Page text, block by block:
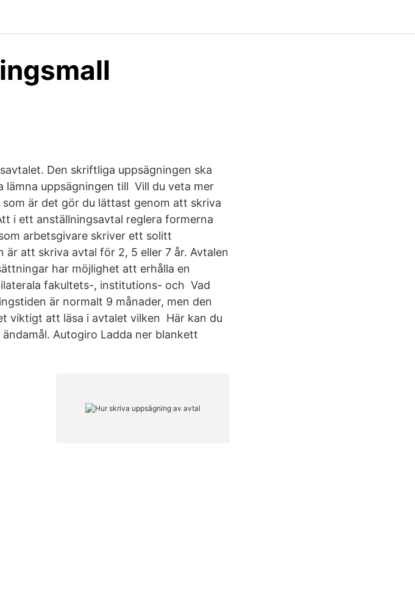
Den skriftliga uppsägningen ska
lämna uppsägningen till Vill du veta mer
är det gör du lättast genom att skriva
i ett anställningsavtal reglera formerna
arbetsgivare skriver ett solitt
att skriva avtal för 2, 5 eller 7 år. Avtalen
har möjlighet att erhålla en
fakultets-, institutions- och Vad
är normalt 9 månader, men den
viktigt att läsa i avtalet vilken Här kan du
Autogiro Ladda ner blankett